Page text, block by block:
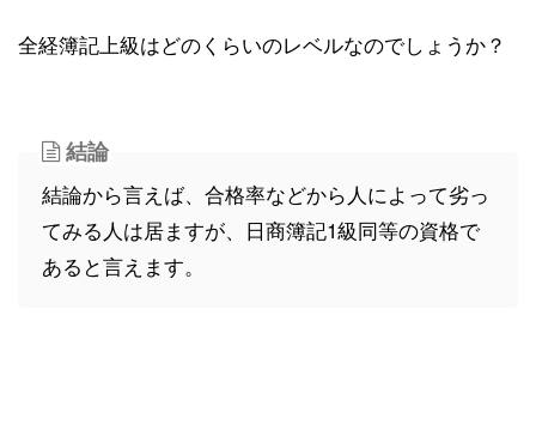
全経簿記上級はどのくらいのレベルなのでしょうか？
結論
結論から言えば、合格率などから人によって劣っ
てみる人は居ますが、日商簿記1級同等の資格で
あると言えます。